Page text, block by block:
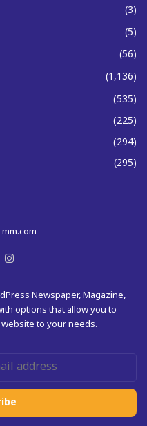
(3)
(5)
(56)
(1,136)
(535)
(225)
(294)
(295)
YouTube
Newspaper, Magazine,
options that allow you to
to your needs.